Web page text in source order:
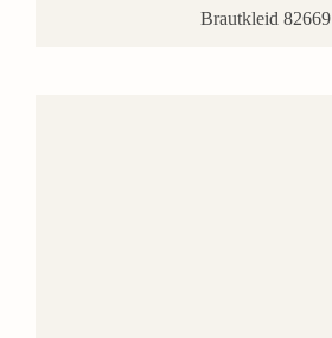
Brautkleid 82669